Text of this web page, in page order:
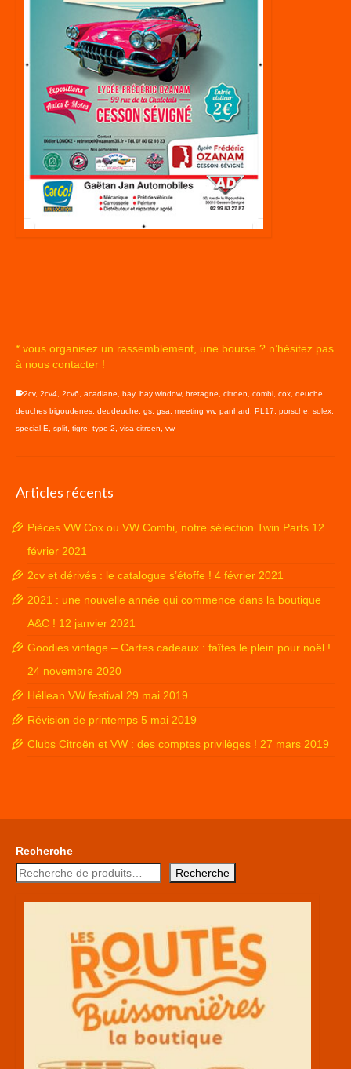
* vous organisez un rassemblement, une bourse ? n’hésitez pas
à nous contacter !
2cv, 2cv4 2cv6 acadiane bay, bay window, bretagne citroen combi cox deuche
deuches bigoudenes deudeuche gs gsa meeting vw, panhard PL17 porsche solex
special E
split tigre type 2 visa citroen vw
Articles récents
Pièces VW Cox ou VW Combi, notre sélection Twin Parts 12
février 2021
2cv et dérivés : le catalogue s’étoffe ! 4 février 2021
2021 : une nouvelle année qui commence dans la boutique
A&C ! 12 janvier 2021
Goodies vintage – Cartes cadeaux : faîtes le plein pour noël !
24 novembre 2020
Héllean VW festival 29 mai 2019
Révision de printemps 5 mai 2019
Clubs Citroën et VW : des comptes privilèges ! 27 mars 2019
Recherche
Recherche